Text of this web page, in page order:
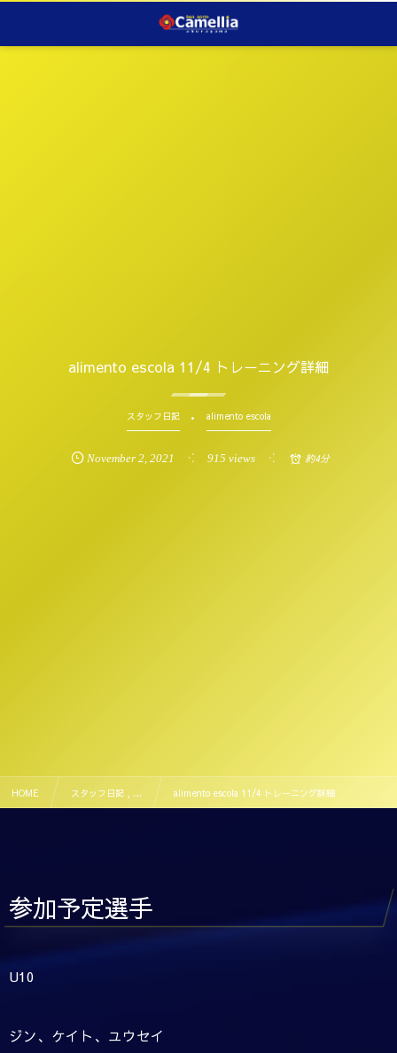
alimento escola 11/4 トレーニング詳細
スタッフ日記 alimento escola
November 2 ,2021 915 views 約4分
HOME スタッフ日記 , … alimento escola 11/4 トレーニング詳細
参加予定選手
U10
ジン、ケイト、ユウセイ